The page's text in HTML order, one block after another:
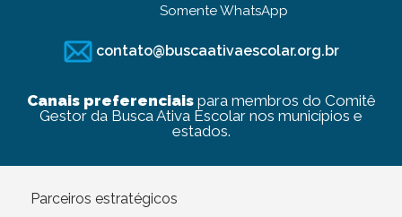
Somente WhatsApp
contato@buscaativaescolar.org.br
Canais preferenciaispara membros do Comitê
Gestor da Busca Ativa Escolar nos municípios e
estados.
Parceiros estratégicos